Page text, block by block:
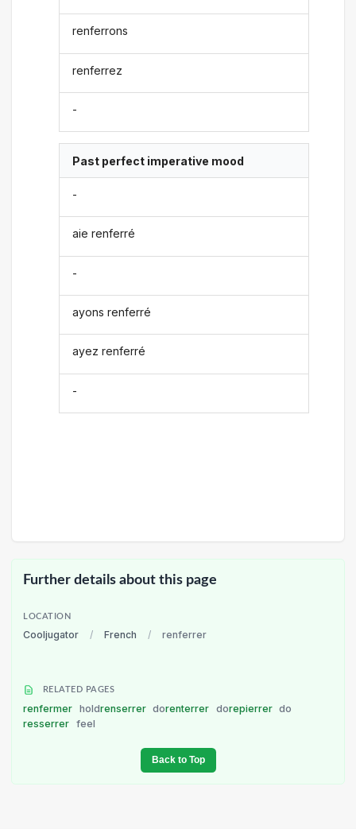
renferrons
renferrez
-
Past perfect imperative mood
-
aie renferré
-
ayons renferré
ayez renferré
-
Further details about this page
LOCATION
Cooljugator / French / renferrer
RELATED PAGES
renfermer holdrenserrer dorenterrer dorepierrer do
resserrer feel
Back to Top